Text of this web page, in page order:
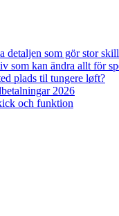
detaljen som gör stor
som kan ändra allt för
plads til tungere løft?
2026
och funktion